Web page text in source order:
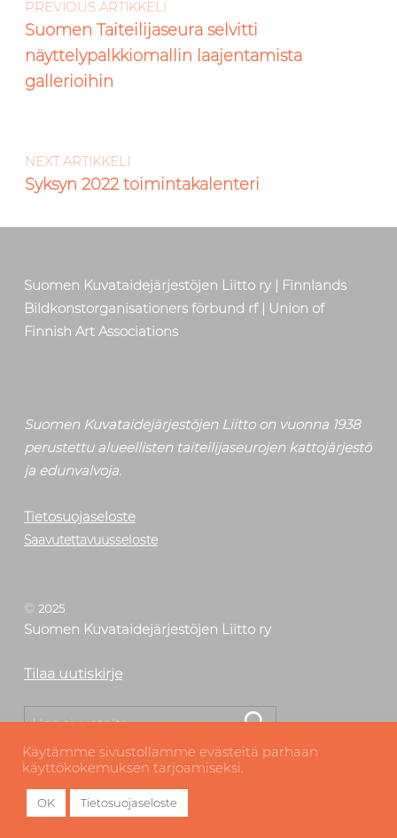
MENU
PREVIOUS ARTIKKELI
Suomen Taiteilijaseura selvitti
näyttelypalkkiomallin laajentamista
gallerioihin
NEXT ARTIKKELI
Syksyn 2022 toimintakalenteri
Suomen Kuvataidejärjestöjen Liitto ry | Finnlands
Bildkonstorganisationers förbund rf | Union of
Finnish Art Associations
Suomen Kuvataidejärjestöjen Liitto on vuonna 1938
perustettu alueellisten taiteilijaseurojen kattojärjestö
ja edunvalvoja.
Tietosuojaseloste
Saavutettavuusseloste
© 2025
Suomen Kuvataidejärjestöjen Liitto ry
Tilaa uutiskirje
Etsi
Käytämme sivustollamme evästeitä parhaan
käyttökokemuksen tarjoamiseksi.
OK Tietosuojaseloste